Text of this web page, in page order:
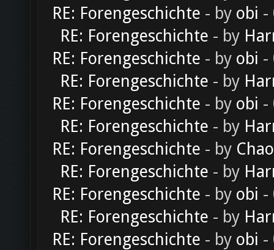
RE: Forengeschichte - by obi -
RE: Forengeschichte - by
RE: Forengeschichte - by obi -
RE: Forengeschichte - by
RE: Forengeschichte - by obi -
RE: Forengeschichte - by
RE: Forengeschichte - by
RE: Forengeschichte - by
RE: Forengeschichte - by obi -
RE: Forengeschichte - by
RE: Forengeschichte - by obi -